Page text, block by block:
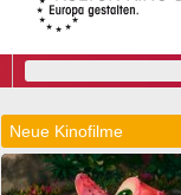
Neue Kinofilme